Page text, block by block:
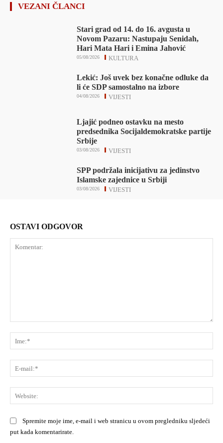
VEZANI ČLANCI
Stari grad od 14. do 16. avgusta u
Novom Pazaru: Nastupaju Senidah,
Hari Mata Hari i Emina Jahović
KULTURA
05/08/2026
Lekić: Još uvek bez konačne odluke da
li će SDP samostalno na izbore
VIJESTI
04/08/2026
Ljajić podneo ostavku na mesto
predsednika Socijaldemokratske partije
Srbije
VIJESTI
03/08/2026
SPP podržala inicijativu za jedinstvo
Islamske zajednice u Srbiji
VIJESTI
03/08/2026
OSTAVI ODGOVOR
Spremite moje ime, e-mail i web stranicu u ovom pregledniku sljedeći
put kada komentarirate.